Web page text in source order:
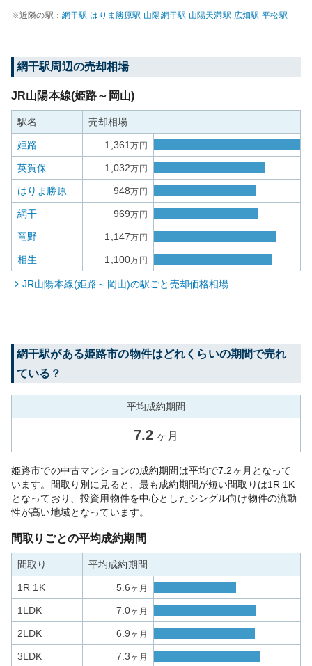
※近隣の駅： 網干駅 はりま勝原駅 山陽網干駅 山陽天満駅 広畑駅 平松駅
網干駅周辺の売却相場
JR山陽本線(姫路～岡山)
駅名 売却相場
姫路 1,361万円
英賀保 1,032万円
はりま勝原 948万円
網干 969万円
竜野 1,147万円
相生 1,100万円
JR山陽本線(姫路～岡山)の駅ごと売却価格相場
網干駅がある姫路市の物件はどれくらいの期間で売れ
ている？
平均成約期間
7.2 ヶ月
姫路市での中古マンションの成約期間は平均で7.2ヶ月となって
います。間取り別に見ると、最も成約期間が短い間取りは1R 1K
となっており、投資用物件を中心としたシングル向け物件の流動
性が高い地域となっています。
間取りごとの平均成約期間
間取り 平均成約期間
1R 1K 5.6ヶ月
1LDK 7.0ヶ月
2LDK 6.9ヶ月
3LDK 7.3ヶ月